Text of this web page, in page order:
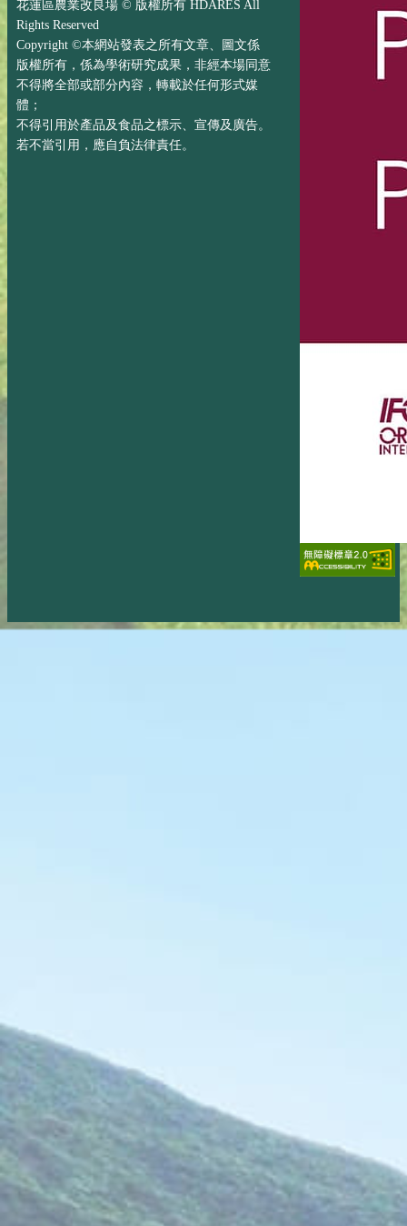
花蓮區農業改良場 © 版權所有 HDARES All
Rights Reserved
Copyright ©本網站發表之所有文章、圖文係
版權所有，係為學術研究成果，非經本場同意
不得將全部或部分內容，轉載於任何形式媒
體；
不得引用於產品及食品之標示、宣傳及廣告。
若不當引用，應自負法律責任。